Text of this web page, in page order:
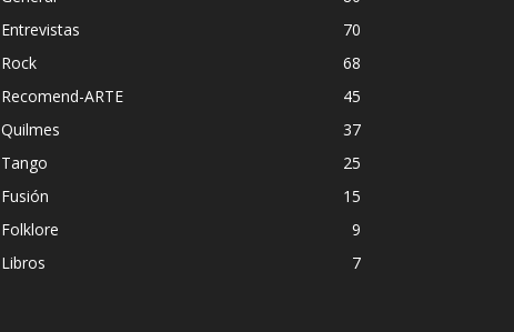
Entrevistas
70
Rock
68
Recomend-ARTE
45
Quilmes
37
Tango
25
Fusión
15
Folklore
9
Libros
7